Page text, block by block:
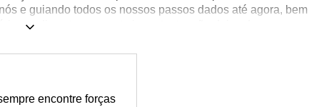
e guiando todos os nossos passos dados até agora, bem
um dia extremamente importante, não deixe de marcar a
para temperar aqueles desejos sinceros ao aniversariante
mais memorável, além de tirar um belo sorriso daquela
encontre forças